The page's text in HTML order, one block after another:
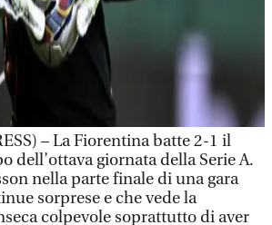
– La Fiorentina batte 2-1 il
dell’ottava giornata della Serie A.
nella parte finale di una gara
sorprese e che vede la
colpevole soprattutto di aver